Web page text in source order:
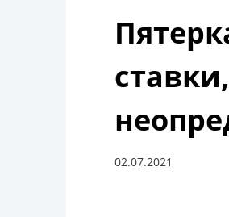
02.07.2021